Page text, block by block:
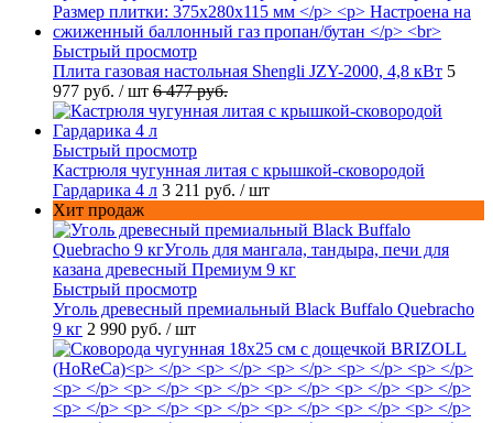
Быстрый просмотр
Плита газовая настольная Shengli JZY-2000, 4,8 кВт 5
977 руб. / шт 6 477 руб.
Быстрый просмотр
Кастрюля чугунная литая с крышкой-сковородой
Гардарика 4 л 3 211 руб. / шт
Хит продаж
Быстрый просмотр
Уголь древесный премиальный Black Buffalo Quebracho
9 кг 2 990 руб. / шт